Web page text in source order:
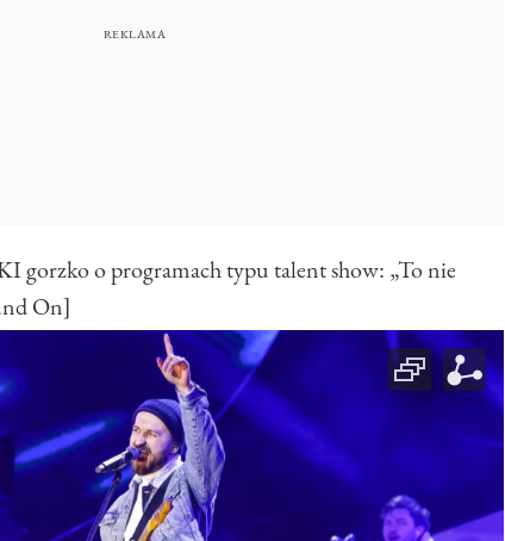
gorzko o programach typu talent show: „To nie
On]